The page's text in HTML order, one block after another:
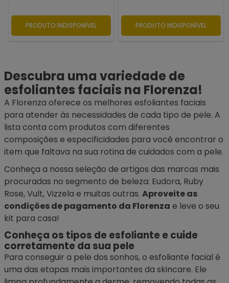
PRODUTO INDISPONÍVEL PRODUTO INDISPONÍVEL
Descubra uma variedade de
esfoliantes faciais na Florenza!
A Florenza oferece os melhores esfoliantes faciais
para atender às necessidades de cada tipo de pele. A
lista conta com produtos com diferentes
composições e especificidades para você encontrar o
item que faltava na sua rotina de cuidados com a pele.
Conheça a nossa seleção de artigos das marcas mais
procuradas no segmento de beleza: Eudora, Ruby
Rose, Vult, Vizzela e muitas outras. Aproveite as
condições de pagamento da Florenza e leve o seu
kit para casa!
Conheça os tipos de esfoliante e cuide
corretamente da sua pele
Para conseguir a pele dos sonhos, o esfoliante facial é
uma das etapas mais importantes da skincare. Ele